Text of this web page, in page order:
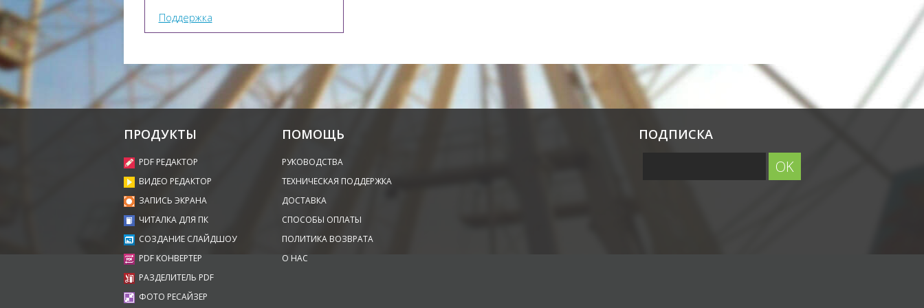
Поддержка
ПРОДУКТЫ
PDF РЕДАКТОР
ВИДЕО РЕДАКТОР
ЗАПИСЬ ЭКРАНА
ЧИТАЛКА ДЛЯ ПК
СОЗДАНИЕ СЛАЙДШОУ
PDF КОНВЕРТЕР
РАЗДЕЛИТЕЛЬ PDF
ФОТО РЕСАЙЗЕР
ПОМОЩЬ
РУКОВОДСТВА
ТЕХНИЧЕСКАЯ ПОДДЕРЖКА
ДОСТАВКА
СПОСОБЫ ОПЛАТЫ
ПОЛИТИКА ВОЗВРАТА
О НАС
ПОДПИСКА